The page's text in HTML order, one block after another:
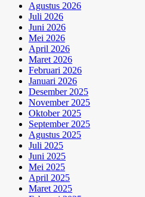
Agustus 2026
Juli 2026
Juni 2026
Mei 2026
April 2026
Maret 2026
Februari 2026
Januari 2026
Desember 2025
November 2025
Oktober 2025
September 2025
Agustus 2025
Juli 2025
Juni 2025
Mei 2025
April 2025
Maret 2025